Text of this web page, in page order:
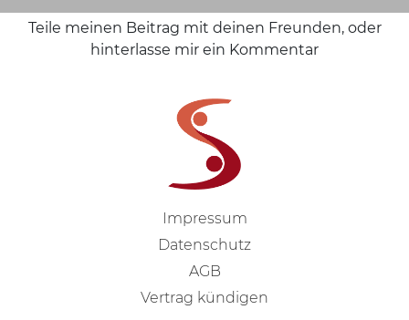
Teile meinen Beitrag mit deinen Freunden, oder
hinterlasse mir ein Kommentar
Impressum
Datenschutz
AGB
Vertrag kündigen